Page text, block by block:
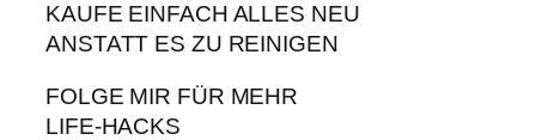
KAUFE EINFACH ALLES NEU
ANSTATT ES ZU REINIGEN
FOLGE MIR FÜR MEHR
LIFE-HACKS